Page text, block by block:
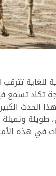
للغاية تترقب
تكاد تسمع
الحدث
طويلة
في هذه